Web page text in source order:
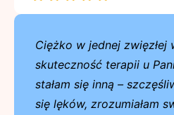
Ciężko w jednej
skuteczność terapii u
stałam się inną –
się lęków, zrozumiałam